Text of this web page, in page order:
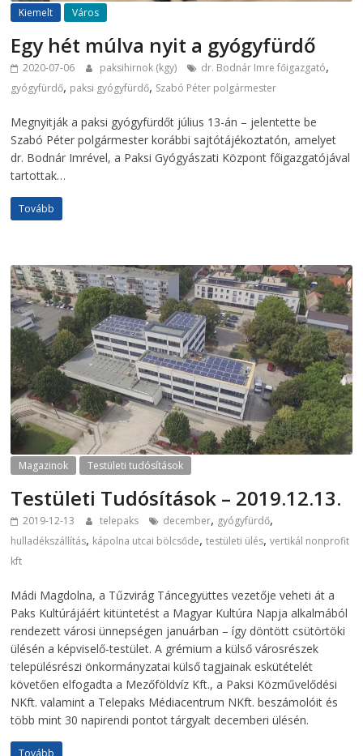
Kiemelt Város
Egy hét múlva nyit a gyógyfürdő
2020-07-06 paksihirnok (kgy) dr. Bodnár Imre főigazgató,
gyógyfürdő, paksi gyógyfürdő, Szabó Péter polgármester
Megnyitják a paksi gyógyfürdőt július 13-án – jelentette be
Szabó Péter polgármester korábbi sajtótájékoztatón, amelyet
dr. Bodnár Imrével, a Paksi Gyógyászati Központ főigazgatójával
tartottak…
Tovább
Magazinok Testületi tudósítások
Testületi Tudósítások – 2019.12.13.
2019-12-13 telepaks december, gyógyfürdő,
hulladékszállítás, kápolna utcai bölcsőde,testületi ülés,vertikál nonprofit
kft
Mádi Magdolna, a Tűzvirág Táncegyüttes vezetője veheti át a
Paks Kultúrájáért kitüntetést a Magyar Kultúra Napja alkalmából
rendezett városi ünnepségen januárban – így döntött csütörtöki
ülésén a képviselő-testület. A grémium a külső városrészek
településrészi önkormányzatai külső tagjainak eskütételét
követően elfogadta a Mezőföldvíz Kft., a Paksi Közművelődési
NKft. valamint a Telepaks Médiacentrum NKft. beszámolóit és
több mint 30 napirendi pontot tárgyalt decemberi ülésén.
Tovább